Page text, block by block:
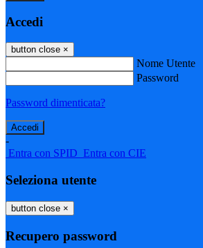
Accedi
button close ×
Nome Utente
Password
Password dimenticata?
-
Entra con SPID Entra con CIE
Seleziona utente
button close ×
Recupero password